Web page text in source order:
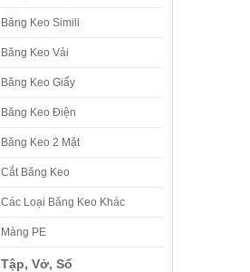
Băng Keo Simili
Băng Keo Vải
Băng Keo Giấy
Băng Keo Điện
Băng Keo 2 Mặt
Cắt Băng Keo
Các Loại Băng Keo Khác
Màng PE
Tập, Vở, Sổ